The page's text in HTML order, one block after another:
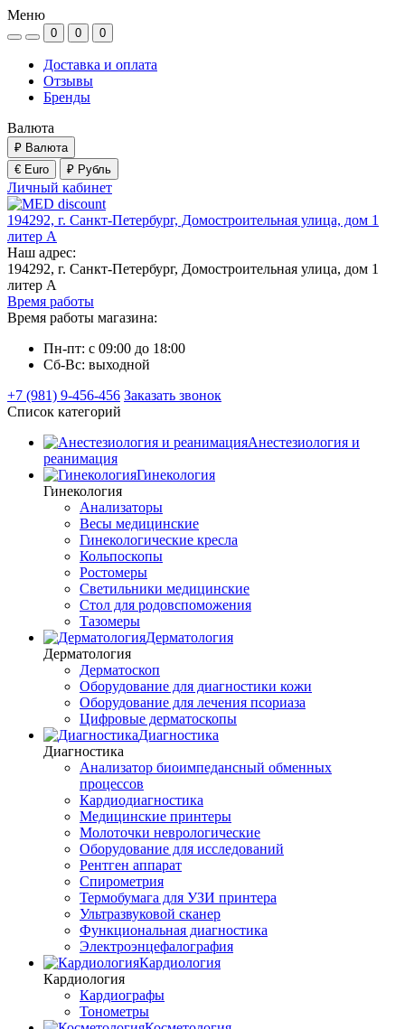
Меню
0 0 0
Доставка и оплата
Отзывы
Бренды
Валюта
₽ Валюта
€ Euro
₽ Рубль
Личный кабинет
194292, г. Санкт-Петербург, Домостроительная улица, дом 1
литер А
Наш адрес:
194292, г. Санкт-Петербург, Домостроительная улица, дом 1
литер А
Время работы
Время работы магазина:
Пн-пт: с 09:00 до 18:00
Сб-Вс: выходной
+7 (981) 9-456-456 Заказать звонок
Список категорий
Анестезиология и
реанимация
Гинекология
Гинекология
Анализаторы
Весы медицинские
Гинекологические кресла
Кольпоскопы
Ростомеры
Светильники медицинские
Стол для родовспоможения
Тазомеры
Дерматология
Дерматология
Дерматоскоп
Оборудование для диагностики кожи
Оборудование для лечения псориаза
Цифровые дерматоскопы
Диагностика
Диагностика
Анализатор биоимпедансный обменных
процессов
Кардиодиагностика
Медицинские принтеры
Молоточки неврологические
Оборудование для исследований
Рентген аппарат
Спирометрия
Термобумага для УЗИ принтера
Ультразвуковой сканер
Функциональная диагностика
Электроэнцефалография
Кардиология
Кардиология
Кардиографы
Тонометры